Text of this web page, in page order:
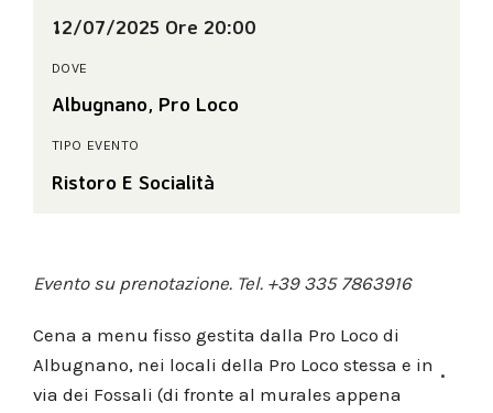
12/07/2025 Ore 20:00
DOVE
Albugnano, Pro Loco
TIPO EVENTO
Ristoro E Socialità
Evento su prenotazione. Tel. +39 335 7863916
Cena a menu fisso gestita dalla Pro Loco di
Albugnano, nei locali della Pro Loco stessa e in
via dei Fossali (di fronte al murales appena